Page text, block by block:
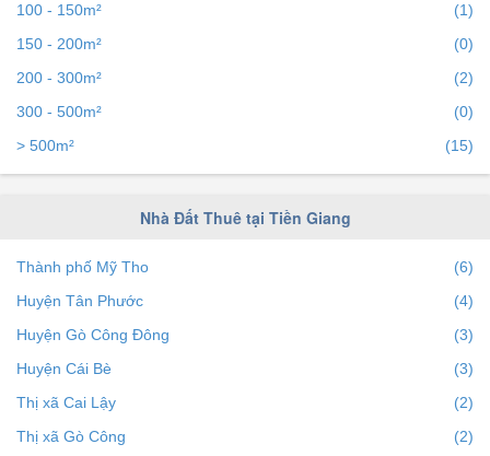
100 - 150m²
(1)
150 - 200m²
(0)
200 - 300m²
(2)
300 - 500m²
(0)
> 500m²
(15)
Nhà Đất Thuê tại Tiền Giang
Thành phố Mỹ Tho
(6)
Huyện Tân Phước
(4)
Huyện Gò Công Đông
(3)
Huyện Cái Bè
(3)
Thị xã Cai Lậy
(2)
Thị xã Gò Công
(2)